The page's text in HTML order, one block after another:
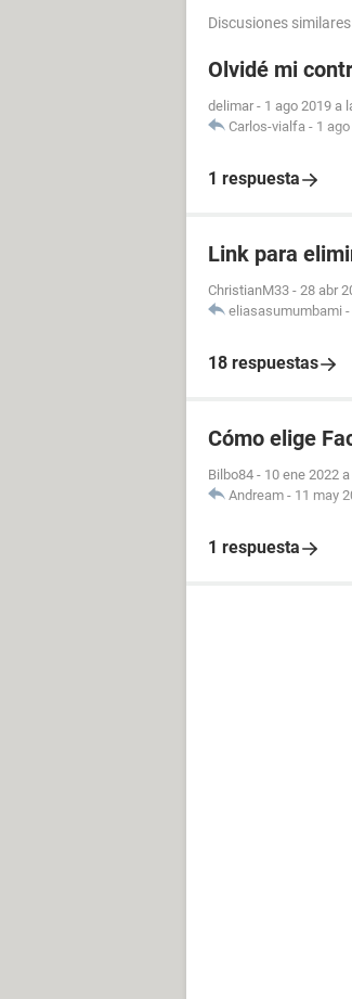
Discusiones similares
Olvidé mi
delimar - 1 ago 2019 a
Carlos-vialfa - 1
1 respuesta
Link para
ChristianM33 - 28 abr
eliasasumumbami -
18 respuestas
Cómo elige
Bilbo84 - 10 ene 2022
Andream - 11 may
1 respuesta